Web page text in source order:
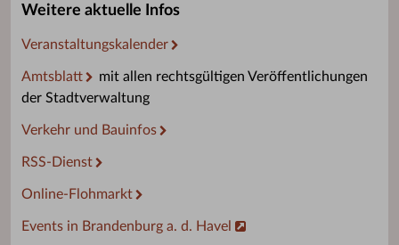
Weitere aktuelle Infos
Veranstaltungskalender
Amtsblatt
mit allen rechtsgültigen Veröffentlichungen
der Stadtverwaltung
Verkehr und Bauinfos
RSS-Dienst
Online-Flohmarkt
Events in Brandenburg a. d. Havel